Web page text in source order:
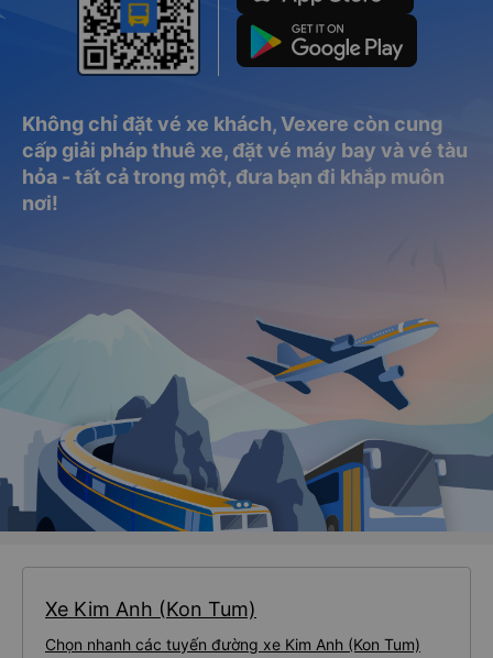
Không chỉ đặt vé xe khách, Vexere còn cung
cấp giải pháp thuê xe, đặt vé máy bay và vé tàu
hỏa - tất cả trong một, đưa bạn đi khắp muôn
nơi!
Xe Kim Anh (Kon Tum)
Chọn nhanh các tuyến đường xe Kim Anh (Kon Tum)